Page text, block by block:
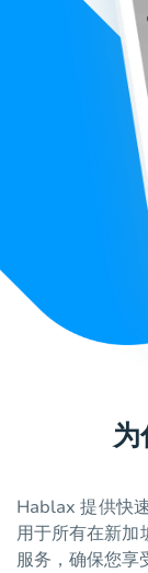
为
Hablax 提供快
用于所有在新加
服务，确保您享